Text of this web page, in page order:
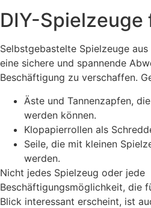
DIY-Spielzeuge
Selbstgebastelte Spielzeuge
eine sichere und spannende
Beschäftigung zu verschaffen.
Äste und Tannenzapfen,
werden können.
Klopapierrollen als
Seile, die mit kleinen
werden.
Nicht jedes Spielzeug oder jede
Beschäftigungsmöglichkeit, die
Blick interessant erscheint, ist